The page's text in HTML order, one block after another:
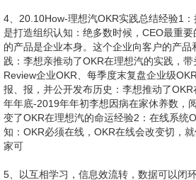
织架构权信息资源过去：组织架构决定了权
挑战：直接改变组织架构就是挑战性应对
流转）解决信息垄断，进改变资源分配，
从发明到克隆四步法 1、户和户需求 2、企
标：Objective 关键结果：
3、Key Results CFR 沟通：Conversation
Recognization创克隆理想汽Google/Intel应
第步理想态协同：KPI+流程/管控协同：
实践史2018.7 第个OKR2019.3 公司开始全
90%2020.9 OKR全员普及2020.10 OKR通